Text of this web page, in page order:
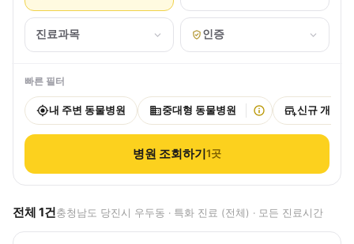
진료과목 인증
빠른 필터
내 주변 동물병원 중대형 동물병원 신규 개원
병원 조회하기1곳
전체 1건충청남도 당진시 우두동 · 특화 진료 (전체) · 모든 진료시간